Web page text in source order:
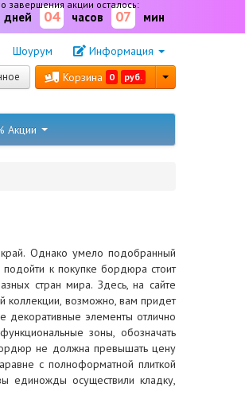
завершения акции осталось:
дней 04 часов 07 мин
Шоурум Информация
Корзина 0 руб.
Акции
Однако умело подобранный
к покупке бордюра стоит
стран мира. Здесь, на сайте
коллекции, возможно, вам придет
декоративные элементы отлично
зоны, обозначать
не должна превышать цену
с полноформатной плиткой
единожды осуществили кладку,